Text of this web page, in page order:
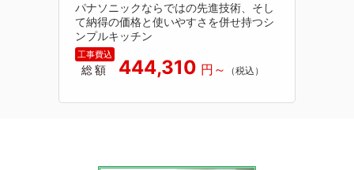
パナソニックならではの先進技術、そし
て納得の価格と使いやすさを併せ持つシ
ンプルキッチン
総額 444,310